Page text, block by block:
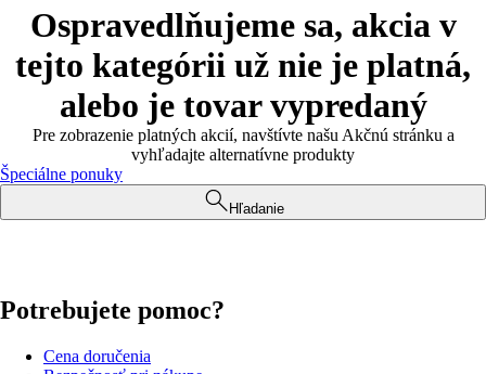
Ospravedlňujeme sa, akcia v
tejto kategórii už nie je platná,
alebo je tovar vypredaný
Pre zobrazenie platných akcií, navštívte našu Akčnú stránku a
vyhľadajte alternatívne produkty
Špeciálne ponuky
Hľadanie
Potrebujete pomoc?
Cena doručenia